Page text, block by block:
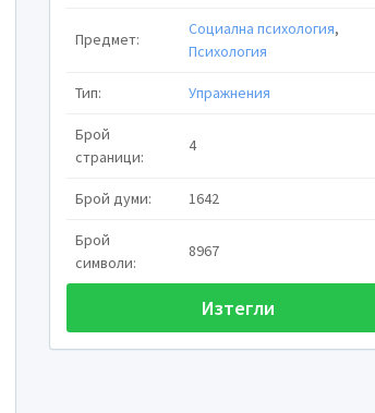
Предмет:
Социална психология,
Психология
Тип: Упражнения
Брой
страници:
4
Брой думи: 1642
Брой
символи:
8967
Изтегли